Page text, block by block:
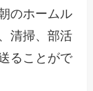
のホームル
清掃、部活
ることがで